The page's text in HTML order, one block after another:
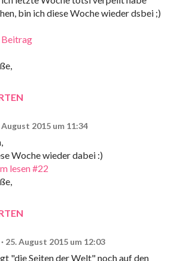
bin ich diese Woche wieder dsbei ;)
Beitrag
August 2015 um 11:34
Woche wieder dabei :)
lesen #22
25. August 2015 um 12:03
"die Seiten der Welt" noch auf den